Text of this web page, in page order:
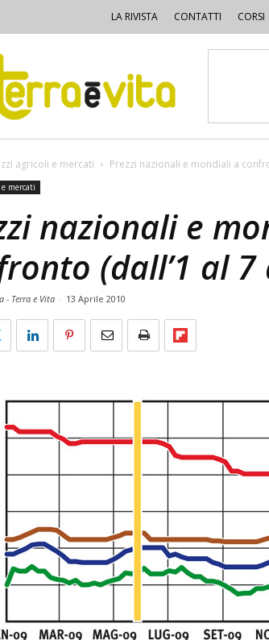
LA RIVISTA CONTATTI CORSI
agricoli e mercati Prezzi nazionali e mondiali a
mercati
nazionali e
(dall’1 al
- Terra e Vita - 13 Aprile 2010